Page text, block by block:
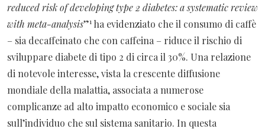
reduced risk of developing type 2 diabetes: a systematic review
with meta-analysis”1 ha evidenziato che il consumo di caffè
– sia decaffeinato che con caffeina – riduce il rischio di
sviluppare diabete di tipo 2 di circa il 30%. Una relazione
di notevole interesse, vista la crescente diffusione
mondiale della malattia, associata a numerose
complicanze ad alto impatto economico e sociale sia
sull’individuo che sul sistema sanitario. In questa